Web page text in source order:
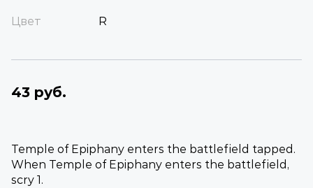
Цвет R
43 руб.
Temple of Epiphany enters the battlefield tapped.
When Temple of Epiphany enters the battlefield,
scry 1.